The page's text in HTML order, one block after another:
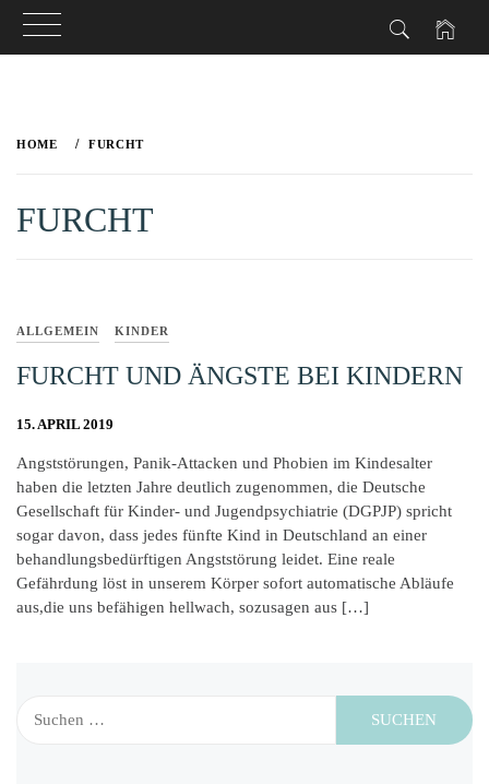
HOME FURCHT
FURCHT
ALLGEMEIN KINDER
FURCHT UND ÄNGSTE BEI KINDERN
15. APRIL 2019
Angststörungen, Panik-Attacken und Phobien im Kindesalter
haben die letzten Jahre deutlich zugenommen, die Deutsche
Gesellschaft für Kinder- und Jugendpsychiatrie (DGPJP) spricht
sogar davon, dass jedes fünfte Kind in Deutschland an einer
behandlungsbedürftigen Angststörung leidet. Eine reale
Gefährdung löst in unserem Körper sofort automatische Abläufe
aus,die uns befähigen hellwach, sozusagen aus […]